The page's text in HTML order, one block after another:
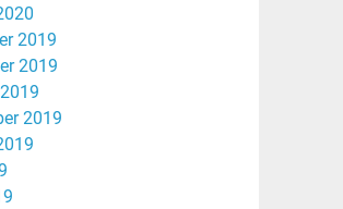
2019
2019
2019